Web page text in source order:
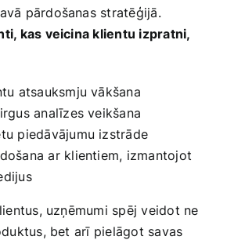
pārdošanas stratēģijā.
kas veicina klientu izpratni,
atsauksmju vākšana
analīzes veikšana
piedāvājumu izstrāde
ar klientiem, izmantojot
uzņēmumi‍ spēj veidot ne
bet arī pielāgot savas